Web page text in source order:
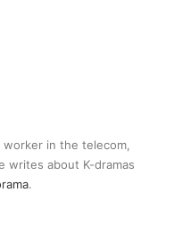
worker in the telecom,
writes about K-dramas
.